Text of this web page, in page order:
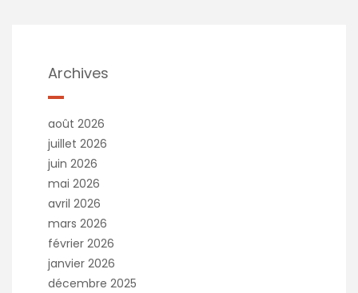
t
i
v
:
Archives
août 2026
juillet 2026
juin 2026
mai 2026
avril 2026
mars 2026
février 2026
janvier 2026
décembre 2025